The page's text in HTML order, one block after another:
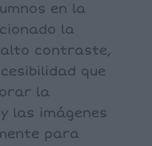
en la
la
alto contraste,
que
la
las imágenes
para